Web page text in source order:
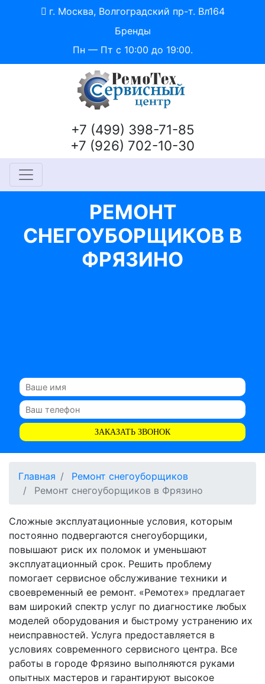
г. Москва, Волгоградский пр-т. Вл164
Бренды
Пн — Пт с 10:00 до 19:00.
+7 (499) 398-71-85
+7 (926) 702-10-30
РЕМОНТ
СНЕГОУБОРЩИКОВ В
ФРЯЗИНО
ЗАКАЗАТЬ ЗВОНОК
Главная
Ремонт снегоуборщиков
Ремонт снегоуборщиков в Фрязино
Сложные эксплуатационные условия, которым
постоянно подвергаются снегоуборщики,
повышают риск их поломок и уменьшают
эксплуатационный срок. Решить проблему
помогает сервисное обслуживание техники и
своевременный ее ремонт. «Ремотех» предлагает
вам широкий спектр услуг по диагностике любых
моделей оборудования и быстрому устранению их
неисправностей. Услуга предоставляется в
условиях современного сервисного центра. Все
работы в городе Фрязино выполняются руками
опытных мастеров и гарантируют высокое